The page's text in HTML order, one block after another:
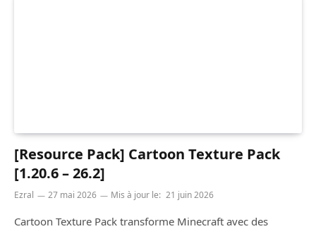
[Resource Pack] Cartoon Texture Pack
[1.20.6 – 26.2]
Ezral 27 mai 2026 Mis à jour le: 21 juin 2026
Cartoon Texture Pack transforme Minecraft avec des